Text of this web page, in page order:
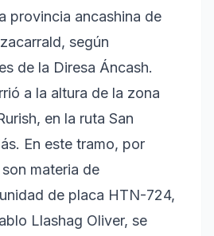
provincia ancashina de
según
de la Diresa Áncash.
a la altura de la zona
en la ruta San
En este tramo, por
materia de
de placa HTN-724,
Llashag Oliver, se